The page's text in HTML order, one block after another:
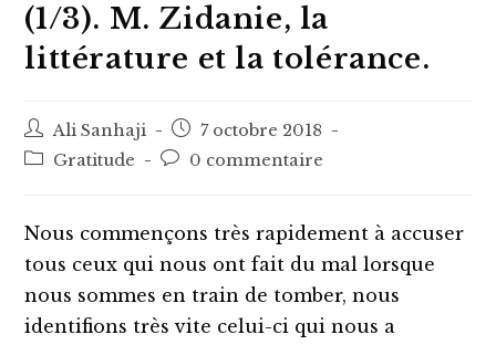
(1/3). M. Zidanie, la
littérature et la tolérance.
Auteur/autrice
de
Ali Sanhaji
Post
published:
7 octobre 2018
PostGratitude
Post0 commentaire
Nous commençons très rapidement à accuser
tous ceux qui nous ont fait du mal lorsque
nous sommes en train de tomber, nous
identifions très vite celui-ci qui nous a